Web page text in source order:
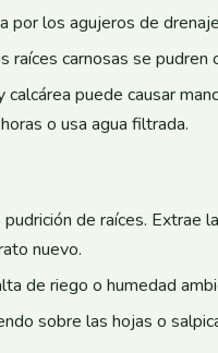
por los agujeros de
carnosas se pudren
calcárea puede causar
o usa agua filtrada.
de raíces. Extrae
nuevo.
de riego o humedad
sobre las hojas o